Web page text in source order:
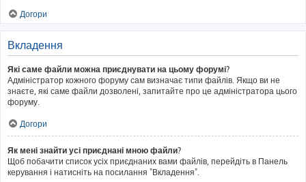
Догори
Вкладення
Які саме файли можна приєднувати на цьому форумі?
Адміністратор кожного форуму сам визначає типи файлів. Якщо ви не
знаєте, які саме файли дозволені, запитайте про це адміністратора цього
форуму.
Догори
Як мені знайти усі приєднані мною файли?
Щоб побачити список усіх приєднаних вами файлів, перейдіть в Панель
керування і натисніть на посилання "Вкладення".